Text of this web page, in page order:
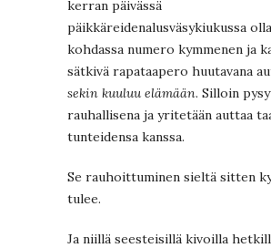
kerran päivässä
päikkäreidenalusväsykiukussa
kohdassa numero kymmenen ja
sätkivä rapataapero huutavana
sekin kuuluu elämään. Silloin
rauhallisena ja yritetään auttaa
tunteidensa kanssa.
Se rauhoittuminen sieltä sitten
tulee.
Ja niillä seesteisillä kivoilla